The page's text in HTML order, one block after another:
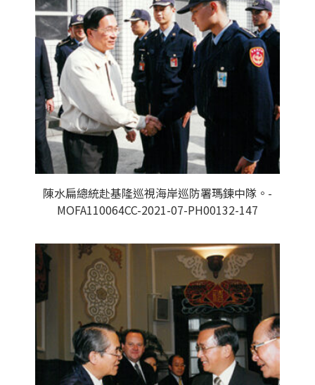
陳水扁總統赴基隆巡視海岸巡防署瑪鍊中隊。-
MOFA110064CC-2021-07-PH00132-147